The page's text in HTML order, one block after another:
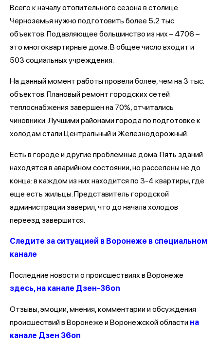
Всего к началу отопительного сезона в столице
Черноземья нужно подготовить более 5,2 тыс.
объектов. Подавляющее большинство из них – 4706 –
это многоквартирные дома. В общее число входит и
503 социальных учреждения.
На данный момент работы провели более, чем на 3 тыс.
объектов. Плановый ремонт городских сетей
теплоснабжения завершен на 70%, отчитались
чиновники. Лучшими районами города по подготовке к
холодам стали Центральный и Железнодорожный.
Есть в городе и другие проблемные дома. Пять зданий
находятся в аварийном состоянии, но расселены не до
конца: в каждом из них находится по 3-4 квартиры, где
еще есть жильцы. Представитель городской
администрации заверил, что до начала холодов
переезд завершится.
Следите за ситуацией в Воронеже в специальном
канале
Последние новости о происшествиях в Воронеже
здесь, на канале Дзен-36on
Отзывы, эмоции, мнения, комментарии и обсуждения
происшествий в Воронеже и Воронежской области на
канале Дзен 36on